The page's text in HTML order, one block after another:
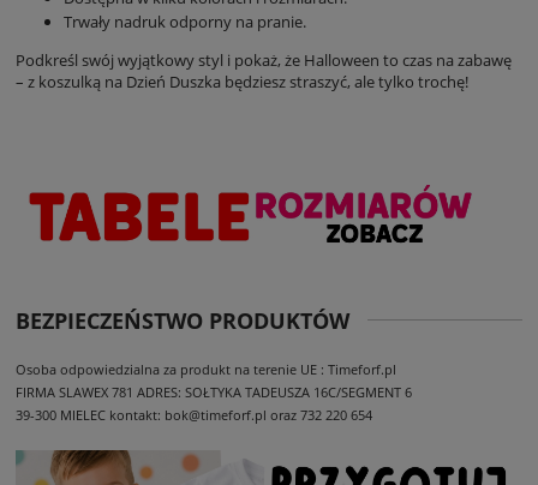
Trwały nadruk odporny na pranie.
Podkreśl swój wyjątkowy styl i pokaż, że Halloween to czas na zabawę
– z koszulką na Dzień Duszka będziesz straszyć, ale tylko trochę!
BEZPIECZEŃSTWO PRODUKTÓW
Osoba odpowiedzialna za produkt na terenie UE : Timeforf.pl
FIRMA SLAWEX 781 ADRES: SOŁTYKA TADEUSZA 16C/SEGMENT 6
39-300 MIELEC kontakt: bok@timeforf.pl oraz 732 220 654